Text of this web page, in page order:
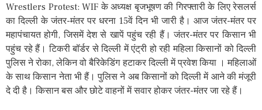
Wrestlers Protest: WIF के अध्यक्ष बृजभूषण की गिरफ्तारी के लिए रेसलर्स
का दिल्ली के जंतर-मंतर पर धरना 15वें दिन भी जारी है। आज जंतर-मंतर पर
महापंचायत होगी, जिसमें देश से खापें पहुंच रही हैं। जंतर-मंतर पर किसान भी
पहुंच रहे हैं। टिकरी बॉर्डर से दिल्ली में एंट्री हो रही महिला किसानों को दिल्ली
पुलिस ने रोका, लेकिन वो बैरिकेडिंग हटाकर दिल्ली में प्रवेश किया । महिलाओं
के साथ किसान नेता भी हैं। पुलिस ने अब किसानों को दिल्ली में आने की मंजूरी
दे दी है। किसान बस और छोटे वाहनों में सवार होकर जंतर-मंतर जा रहे हैं।